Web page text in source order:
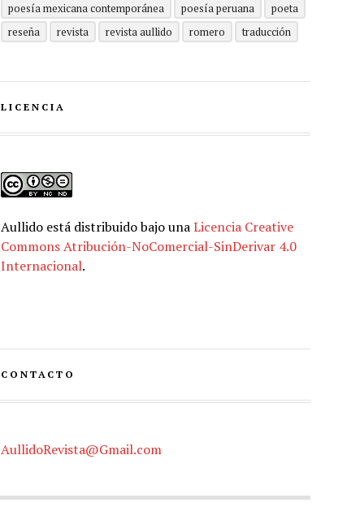
poesía mexicana contemporánea
poesía peruana
poeta
reseña
revista revista aullido romero traducción
LICENCIA
Aullidoestá distribuido bajo unaLicencia Creative
Commons Atribución-NoComercial-SinDerivar 4.0
Internacional.
CONTACTO
AullidoRevista@Gmail.com